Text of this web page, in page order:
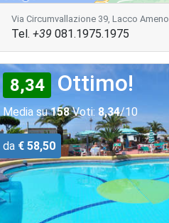
Via Circumvallazione 39, Lacco Ameno
Tel. +39 081.1975.1975
8,34 Ottimo!
Media su158Voti: 8,34/10
da € 58,50